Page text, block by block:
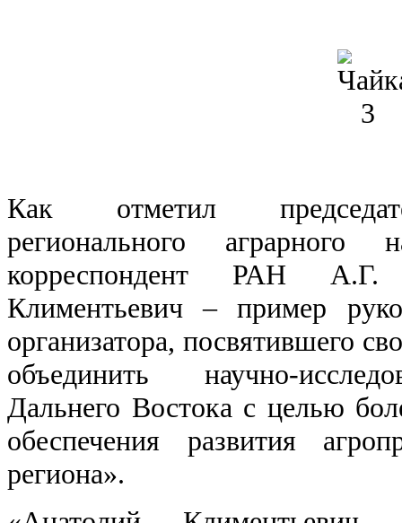
Как отметил
регионального аграрного
корреспондент РАН
Климентьевич – пример
организатора, посвятившего
объединить научно-
Дальнего Востока с целью
обеспечения развития
региона».